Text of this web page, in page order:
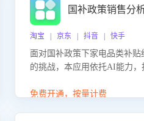
国补政策销售分
淘宝 | 京东 | 抖音 | 快手
面对国补政策下家电品类补
的挑战，本应用依托AI能力
政策的关注焦点与购买意向，
免费开通，按量计费